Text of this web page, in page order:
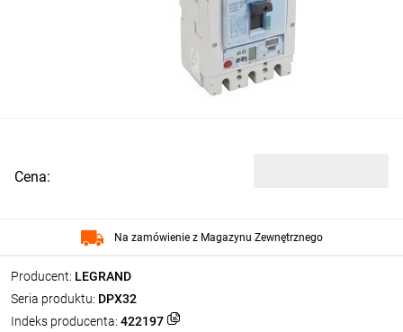
Producent: LEGRAND
Seria produktu: DPX32
Indeks producenta: 422197
Cena:
Na zamówienie z Magazynu Zewnętrznego